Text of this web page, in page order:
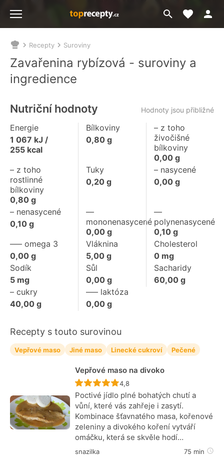
Přejít
na
Moje
Nacházíte
se
zde:
Recepty Suroviny
Zavařenina rybízová - suroviny a
ingredience
Nutriční hodnoty Hodnoty jsou přibližné
Energie
1 067 kJ /
255 kcal
Bílkoviny
0,80g
– z toho
živočišné
bílkoviny
0,00g
– z toho
rostlinné
bílkoviny
0,80 g
Tuky
0,20g
– nasycené
0,00g
– nenasycené
0,10 g
––
mononenasycené
0,00g
––
polynenasycené
0,10g
––– omega 3
0,00 g
Vláknina
5,00g
Cholesterol
0mg
Sodík
5 mg
Sůl
0,00g
Sacharidy
60,00g
– cukry
40,00 g
––– laktóza
0,00g
Recepty s touto surovinou
Vepřové maso Jiné maso Linecké cukroví Pečené
Vepřové maso na divoko
Recept ještě nebyl hodnocen
4,8
Poctivé jídlo plné bohatých chutí a
vůní, které vás zahřeje i zasytí.
Kombinace šťavnatého masa, kořenové
zeleniny a divokého koření vytváří
omáčku, která se skvěle hodí…
snazilka 75 min